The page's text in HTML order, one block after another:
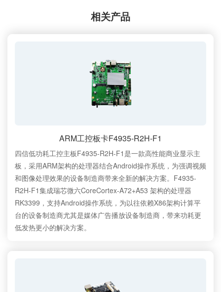
相关产品
ARM工控板卡F4935-R2H-F1
四信低功耗工控主板F4935-R2H-F1是一款高性能商业显示主
板，采用ARM架构的处理器结合Android操作系统，为强调视频
和图像处理效果的设备制造商带来全新的解决方案。F4935-
R2H-F1集成瑞芯微六CoreCortex-A72+A53 架构的处理器
RK3399，支持Android操作系统，为以往依赖X86架构计算平
台的设备制造商尤其是媒体广告播放设备制造商，带来功耗更
低发热更小的解决方案。